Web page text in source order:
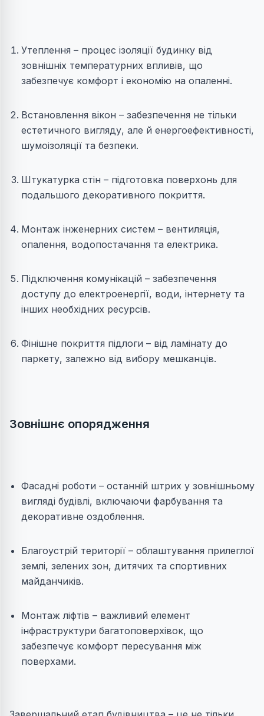
Утеплення – процес ізоляції будинку від
зовнішніх температурних впливів, що
забезпечує комфорт і економію на опаленні.
Встановлення вікон – забезпечення не тільки
естетичного вигляду, але й енергоефективності,
шумоізоляції та безпеки.
Штукатурка стін – підготовка поверхонь для
подальшого декоративного покриття.
Монтаж інженерних систем – вентиляція,
опалення, водопостачання та електрика.
Підключення комунікацій – забезпечення
доступу до електроенергії, води, інтернету та
інших необхідних ресурсів.
Фінішне покриття підлоги – від ламінату до
паркету, залежно від вибору мешканців.
Зовнішнє опорядження
Фасадні роботи – останній штрих у зовнішньому
вигляді будівлі, включаючи фарбування та
декоративне оздоблення.
Благоустрій території – облаштування прилеглої
землі, зелених зон, дитячих та спортивних
майданчиків.
Монтаж ліфтів – важливий елемент
інфраструктури багатоповерхівок, що
забезпечує комфорт пересування між
поверхами.